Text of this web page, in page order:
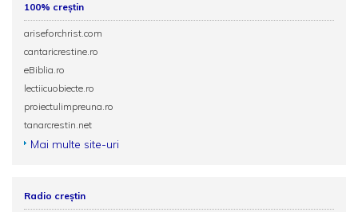
100% creștin
ariseforchrist.com
cantaricrestine.ro
eBiblia.ro
lectiicuobiecte.ro
proiectulimpreuna.ro
tanarcrestin.net
Mai multe site-uri
Radio creștin